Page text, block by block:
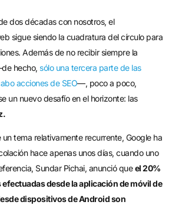
dos décadas con nosotros, el
sigue siendo la cuadratura del círculo para
Además de no recibir siempre la
hecho, sólo una tercera parte de las
acciones de SEO—, poco a poco,
un nuevo desafío en el horizonte: las
tema relativamente recurrente, Google ha
hace apenas unos días, cuando uno
Sundar Pichai, anunció queel 20%
desde la aplicación de móvil de
dispositivos de Android son